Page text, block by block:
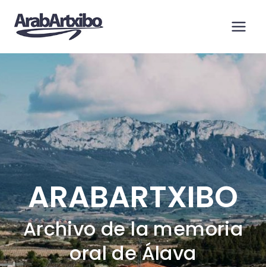
contenido
ARABARTXIBO
Archivo de la memoria
oral de Álava